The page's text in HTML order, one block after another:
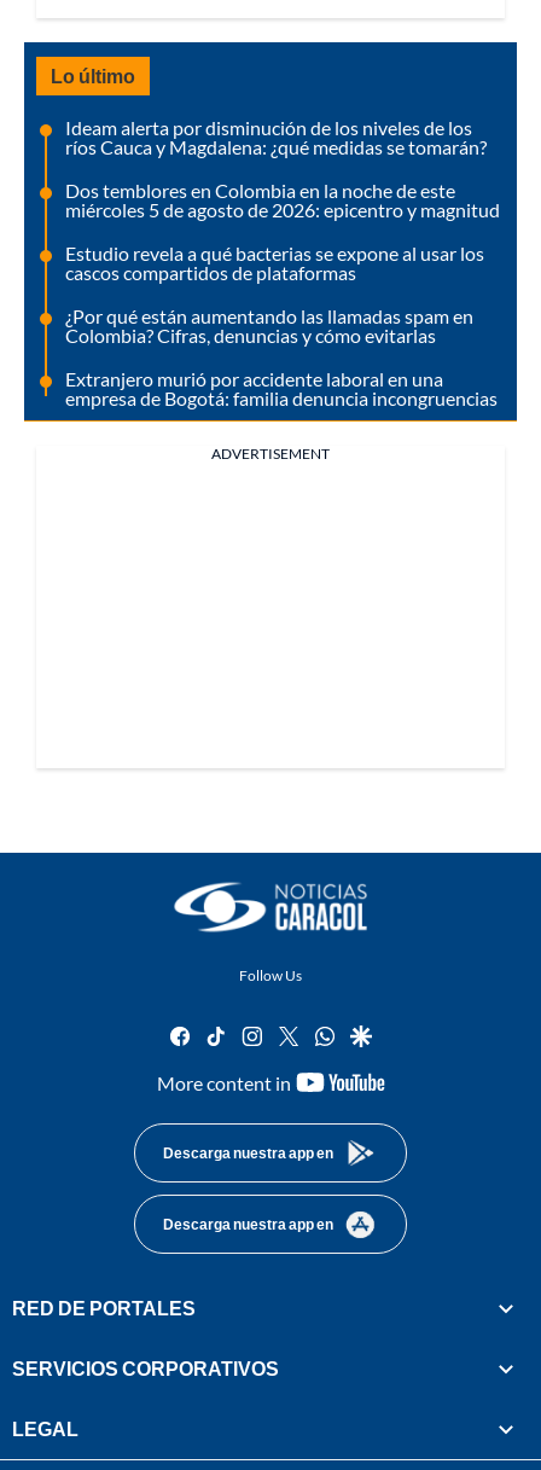
Lo último
Ideam alerta por disminución de los niveles de los
ríos Cauca y Magdalena: ¿qué medidas se tomarán?
Dos temblores en Colombia en la noche de este
miércoles 5 de agosto de 2026: epicentro y magnitud
Estudio revela a qué bacterias se expone al usar los
cascos compartidos de plataformas
¿Por qué están aumentando las llamadas spam en
Colombia? Cifras, denuncias y cómo evitarlas
Extranjero murió por accidente laboral en una
empresa de Bogotá: familia denuncia incongruencias
ADVERTISEMENT
Follow Us
facebook
tiktok instagram
twitterwhatsapp
google
More content in
youtube-
Descarga nuestra app en
Descarga nuestra app en
RED DE PORTALES
SERVICIOS CORPORATIVOS
LEGAL